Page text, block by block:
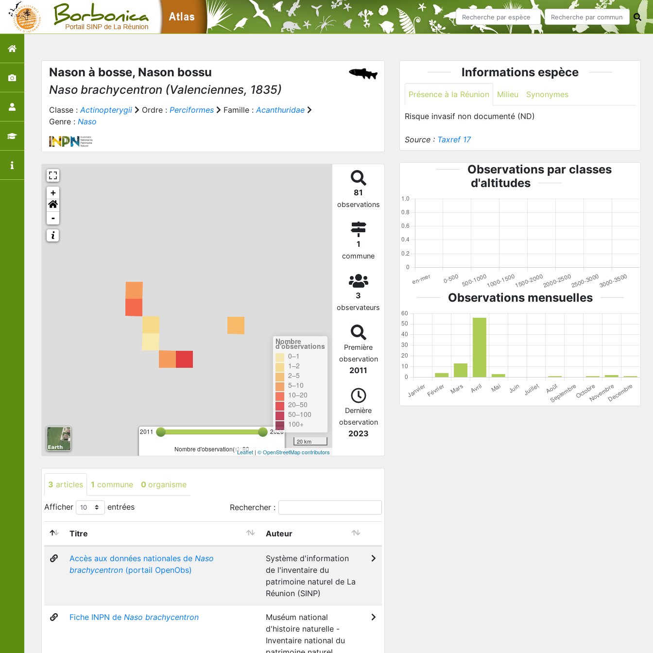
Nason à bosse, Nason bossu
Naso brachycentron (Valenciennes, 1835)
Classe :Actinopterygii Ordre : Perciformes Famille :Acanthuridae
Genre : Naso
+
-
2011 2026
Nombre d'observation(s): 80
Nombre
d'observations
0–1
1–2
2–5
5–10
10–20
20–50
50–100
100+
20 km
Leaflet| © OpenStreetMap contributors
81
observations
1
commune
3
observateurs
Première
observation
2011
Dernière
observation
2023
3 articles 1 commune 0 organisme
Afficher entrées Rechercher :
Titre Auteur
Accès aux données nationales de Naso
brachycentron (portail OpenObs)
Système d'information
de l'inventaire du
patrimoine naturel de La
Réunion (SINP)
Fiche INPN de Naso brachycentron
Muséum national
d'histoire naturelle -
Inventaire national du
Informations espèce
Présence à la Réunion Milieu Synonymes
Risque invasif non documenté (ND)
Source : Taxref 17
Observations par classes
d'altitudes
Observations mensuelles